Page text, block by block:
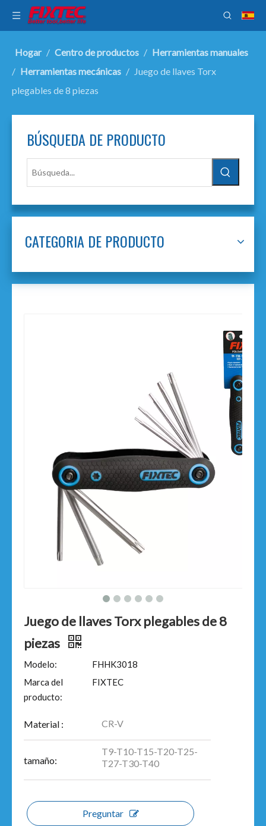
Hogar / Centro de productos / Herramientas manuales
/ Herramientas mecánicas / Juego de llaves Torx
plegables de 8 piezas
BÚSQUEDA DE PRODUCTO
CATEGORIA DE PRODUCTO
Juego de llaves Torx plegables de 8
piezas
Modelo:
FHHK3018
Marca del
producto:
FIXTEC
Material : CR-V
tamaño:
T9-T10-T15-T20-T25-
T27-T30-T40
Preguntar